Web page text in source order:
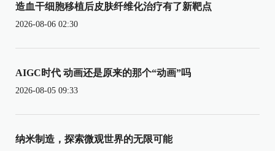
造血干细胞移植后皮肤纤维化治疗有了新靶点
2026-08-06 02:30
AIGC时代 动画还是原来的那个“动画”吗
2026-08-05 09:33
纳米制造，探索微观世界的无限可能